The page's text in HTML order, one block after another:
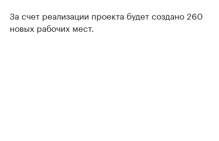
За счет реализации проекта будет создано 260
новых рабочих мест.